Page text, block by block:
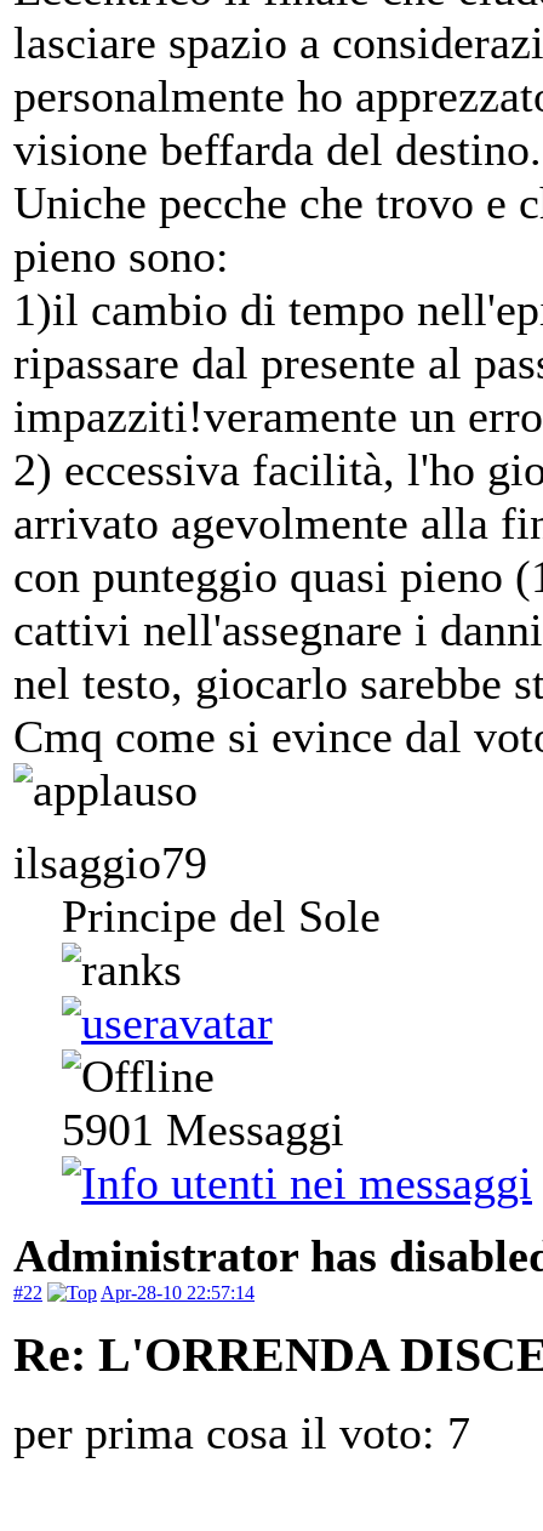
lasciare spazio a
personalmente ho
visione beffarda del destino.
Uniche pecche che trovo e
pieno sono:
1)il cambio di tempo
ripassare dal presente al
impazziti!veramente un
2) eccessiva facilità, l'ho
arrivato agevolmente alla
con punteggio quasi pieno
cattivi nell'assegnare i
nel testo, giocarlo sarebbe
Cmq come si evince dal
ilsaggio79
Principe del Sole
5901 Messaggi
Administrator has
#22 Apr-28-10 22:57:14
Re: L'ORRENDA
per prima cosa il voto: 7